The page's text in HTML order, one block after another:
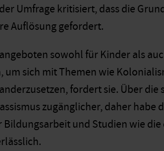
Umfrage kritisiert, dass die
Auflösung gefordert.
sowohl für Kinder als
sich mit Themen wie
fordert sie. Über die
zugänglicher, daher habe
und Studien wie die